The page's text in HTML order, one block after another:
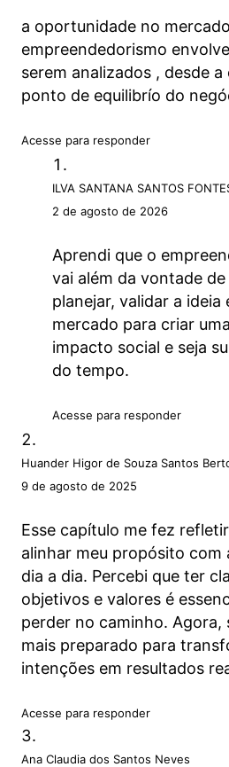
4. Quem não é visto,
(nem comprado)
5. Foi linda a nossa
3 aulas
a oportunidade no
empreendedorismo
serem analizados , desde
ponto de equilibrío do
Acesse para responder
ILVA SANTANA SANTOS
2 de agosto de 2026
Aprendi que o
vai além da vontade
planejar, validar a ideia
mercado para criar
impacto social e seja
do tempo.
Acesse para responder
Huander Higor de Souza Santos
9 de agosto de 2025
Esse capítulo me fez
alinhar meu propósito com
dia a dia. Percebi que ter
objetivos e valores é
perder no caminho. Agora,
mais preparado para
intenções em resultados
Acesse para responder
Ana Claudia dos Santos Neves